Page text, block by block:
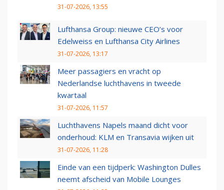
31-07-2026, 13:55
Lufthansa Group: nieuwe CEO’s voor
Edelweiss en Lufthansa City Airlines
31-07-2026, 13:17
Meer passagiers en vracht op
Nederlandse luchthavens in tweede
kwartaal
31-07-2026, 11:57
Luchthavens Napels maand dicht voor
onderhoud: KLM en Transavia wijken uit
31-07-2026, 11:28
Einde van een tijdperk: Washington Dulles
neemt afscheid van Mobile Lounges